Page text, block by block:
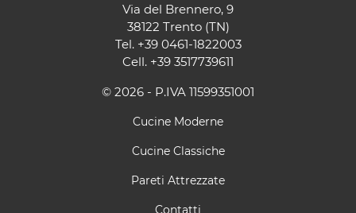
Via del Brennero, 9
38122 Trento (TN)
Tel. +39 0461-1822003
Cell. +39 3517739611
© 2026 - P.IVA 11599351001
Cucine Moderne
Cucine Classiche
Pareti Attrezzate
Contatti